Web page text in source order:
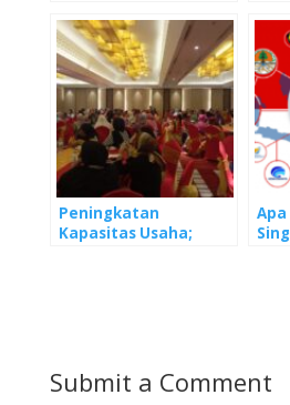
Pelaku Usaha
Peningkatan
Kapasitas Usaha;
Apa
Submit a Comment